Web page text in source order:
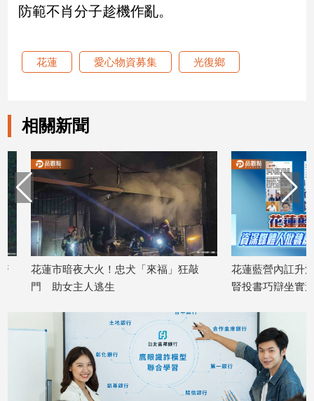
築/
設
計
美
食
星
座/
命
理
消
費
健
康/
情
防範不肖分子趁機作亂。
花蓮 愛心物資募集 光復鄉
相關新聞
花蓮市暗夜大火！忠犬「來福」狂敲
門 助女主人逃生
花蓮藍營內訌升溫
賢投書巧辯坐實過河